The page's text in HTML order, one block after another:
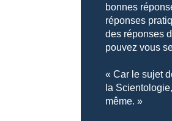
bonnes
réponses
des réponses
pouvez vous
« Car le sujet
la
même. »